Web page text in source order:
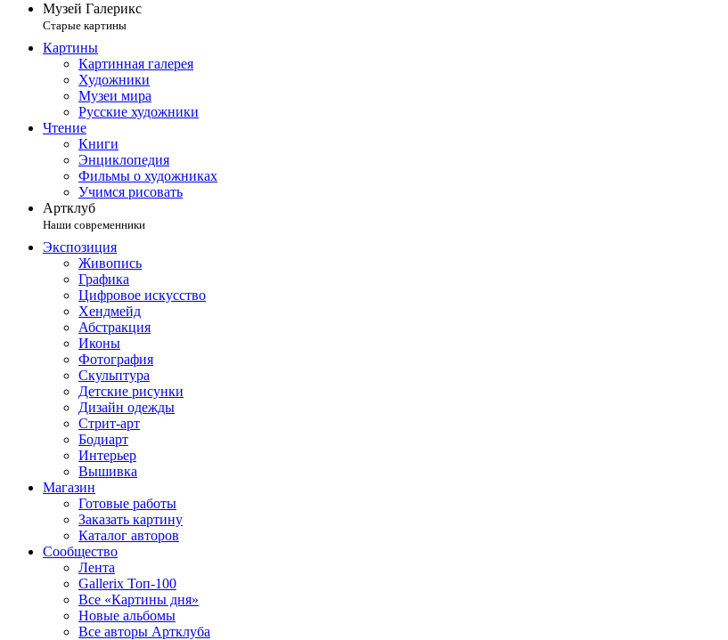
Музей Галерикс
Старые картины
Картины
Картинная галерея
Художники
Музеи мира
Русские художники
Чтение
Книги
Энциклопедия
Фильмы о художниках
Учимся рисовать
Артклуб
Наши современники
Экспозиция
Живопись
Графика
Цифровое искусство
Хендмейд
Абстракция
Иконы
Фотография
Скульптура
Детские рисунки
Дизайн одежды
Стрит-арт
Бодиарт
Интерьер
Вышивка
Магазин
Готовые работы
Заказать картину
Каталог авторов
Сообщество
Лента
Gallerix Топ-100
Все «Картины дня»
Новые альбомы
Все авторы Артклуба